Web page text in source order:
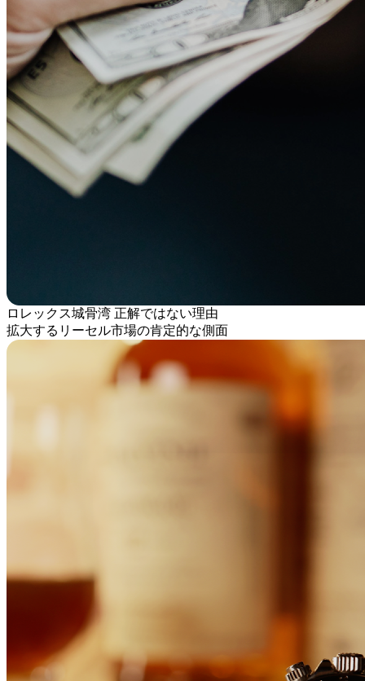
ロレックス城骨湾 正解ではない理由
拡大するリーセル市場の肯定的な側面